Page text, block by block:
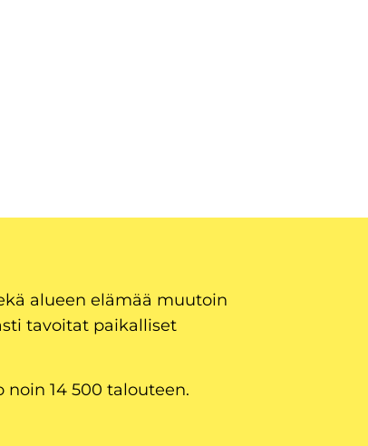
alueen elämää muutoin
tavoitat paikalliset
14 500 talouteen.